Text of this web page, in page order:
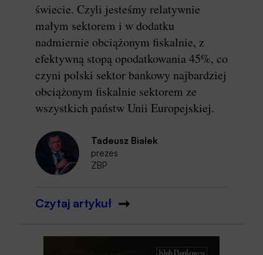
świecie. Czyli jesteśmy relatywnie
małym sektorem i w dodatku
nadmiernie obciążonym fiskalnie, z
efektywną stopą opodatkowania 45%, co
czyni polski sektor bankowy najbardziej
obciążonym fiskalnie sektorem ze
wszystkich państw Unii Europejskiej.
Tadeusz Białek
prezes
ZBP
Czytaj artykuł